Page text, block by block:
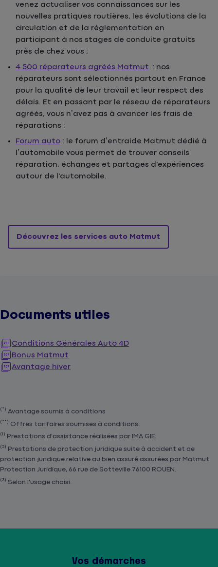
venez actualiser vos connaissances sur les
nouvelles pratiques routières, les évolutions de la
circulation et de la réglementation en
participant à nos stages de conduite gratuits
près de chez vous ;
4 500 réparateurs agréés Matmut : nos
réparateurs sont sélectionnés partout en France
pour la qualité de leur travail et leur respect des
délais. Et en passant par le réseau de réparateurs
agréés, vous n’avez pas à avancer les frais de
réparations ;
Forum auto : le forum d’entraide Matmut dédié à
l’automobile vous permet de trouver conseils
réparation, échanges et partages d'expériences
autour de l'automobile.
Découvrez les services auto Matmut
Documents utiles
Conditions Générales Auto 4D
Bonus Matmut
Avantage hiver
(*) Avantage soumis à conditions
(**) Offres tarifaires soumises à conditions.
(1) Prestations d'assistance réalisées par IMA GIE.
(2) Prestations de protection juridique suite à accident et de
protection juridique relative au bien assuré assurées par Matmut
Protection Juridique, 66 rue de Sotteville 76100 ROUEN.
(3) Selon l'usage choisi.
Vos démarches